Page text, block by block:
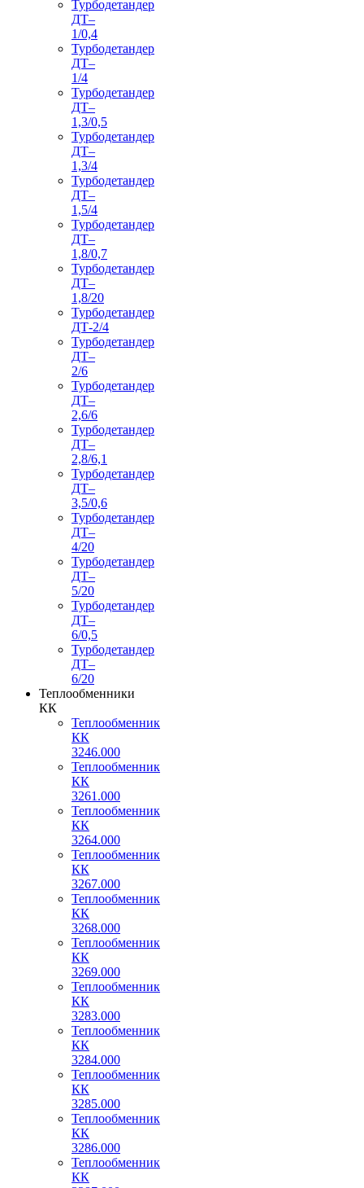
Турбодетандер
ДТ–
1/0,4
Турбодетандер
ДТ–
1/4
Турбодетандер
ДТ–
1,3/0,5
Турбодетандер
ДТ–
1,3/4
Турбодетандер
ДТ–
1,5/4
Турбодетандер
ДТ–
1,8/0,7
Турбодетандер
ДТ–
1,8/20
Турбодетандер
ДТ-2/4
Турбодетандер
ДТ–
2/6
Турбодетандер
ДТ–
2,6/6
Турбодетандер
ДТ–
2,8/6,1
Турбодетандер
ДТ–
3,5/0,6
Турбодетандер
ДТ–
4/20
Турбодетандер
ДТ–
5/20
Турбодетандер
ДТ–
6/0,5
Турбодетандер
ДТ–
6/20
Теплообменники
КК
Теплообменник
КК
3246.000
Теплообменник
КК
3261.000
Теплообменник
КК
3264.000
Теплообменник
КК
3267.000
Теплообменник
КК
3268.000
Теплообменник
КК
3269.000
Теплообменник
КК
3283.000
Теплообменник
КК
3284.000
Теплообменник
КК
3285.000
Теплообменник
КК
3286.000
Теплообменник
КК